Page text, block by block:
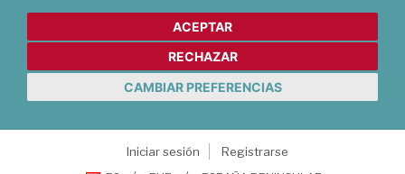
ACEPTAR
RECHAZAR
CAMBIAR PREFERENCIAS
Iniciar sesión
Registrarse